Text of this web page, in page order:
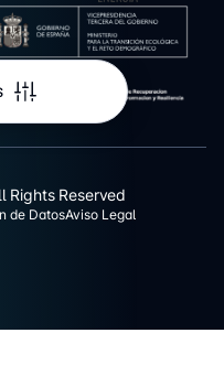
Rights Reserved
de DatosAviso Legal